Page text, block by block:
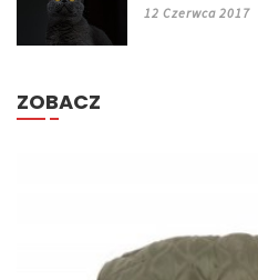
12 Czerwca 2017
ZOBACZ